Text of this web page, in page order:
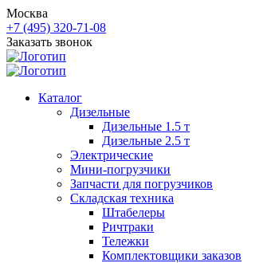
Москва
+7 (495) 320-71-08
Заказать звонок
Каталог
Дизельные
Дизельные 1.5 т
Дизельные 2.5 т
Электрические
Мини-погрузчики
Запчасти для погрузчиков
Складская техника
Штабелеры
Ричтраки
Тележки
Комплектовщики заказов